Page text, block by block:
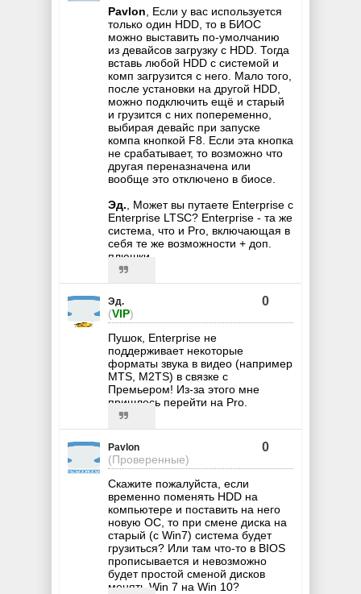
Pavlon , Если у вас используется
только один HDD, то в БИОС
можно выставить по-умолчанию
из девайсов загрузку с HDD. Тогда
вставь любой HDD с системой и
комп загрузится с него. Мало того,
после установки на другой HDD,
можно подключить ещё и старый
и грузится с них попеременно,
выбирая девайс при запуске
компа кнопкой F8. Если эта кнопка
не срабатывает, то возможно что
другая переназначена или
вообще это отключено в биосе.
Эд. , Может вы путаете Enterprise с
Enterprise LTSC? Enterprise - та же
система, что и Pro, включающая в
себя те же возможности + доп.
плюшки.
Эд.
(VIP)
0
Пушок, Enterprise не
поддерживает некоторые
форматы звука в видео (например
MTS, M2TS) в связке с
Премьером! Из-за этого мне
пришлось перейти на Pro.
Pavlon
(Проверенные)
0
Скажите пожалуйста, если
временно поменять HDD на
компьютере и поставить на него
новую ОС, то при смене диска на
старый (с Win7) система будет
грузиться? Или там что-то в BIOS
прописывается и невозможно
будет простой сменой дисков
менять Win 7 на Win 10?